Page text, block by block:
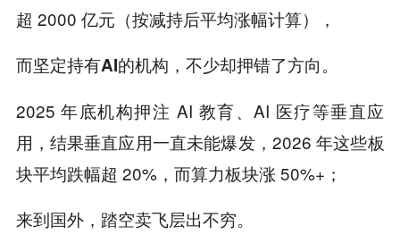
超 2000 亿元（按减持后平均涨幅计算），
而坚定持有AI的机构，不少却押错了方向。
2025 年底机构押注 AI 教育、AI 医疗等垂直应
用，结果垂直应用一直未能爆发，2026 年这些板
块平均跌幅超 20%，而算力板块涨 50%+；
来到国外，踏空卖飞层出不穷。